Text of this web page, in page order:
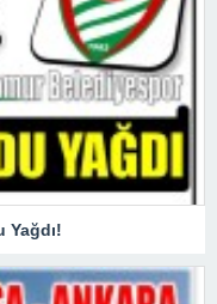
Yağdı!